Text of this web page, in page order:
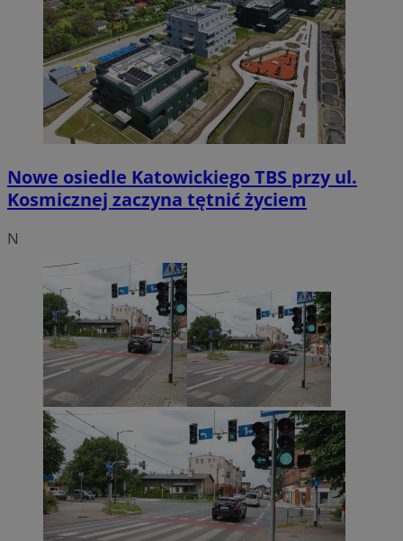
Nowe osiedle Katowickiego TBS przy ul.
Kosmicznej zaczyna tętnić życiem
N